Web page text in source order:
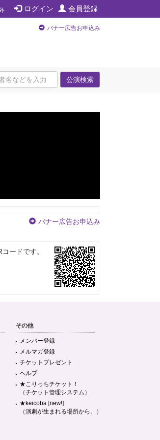
ログイン 会員登録
バナー広告お申込み
公演検索
バナー広告お申込み
ードです。
その他
メンバー登録
メルマガ登録
チケットプレゼント
ヘルプ
★こりっちチケット！
（チケット管理システム）
★keicoba [new!]
（演劇が生まれる場所から。）